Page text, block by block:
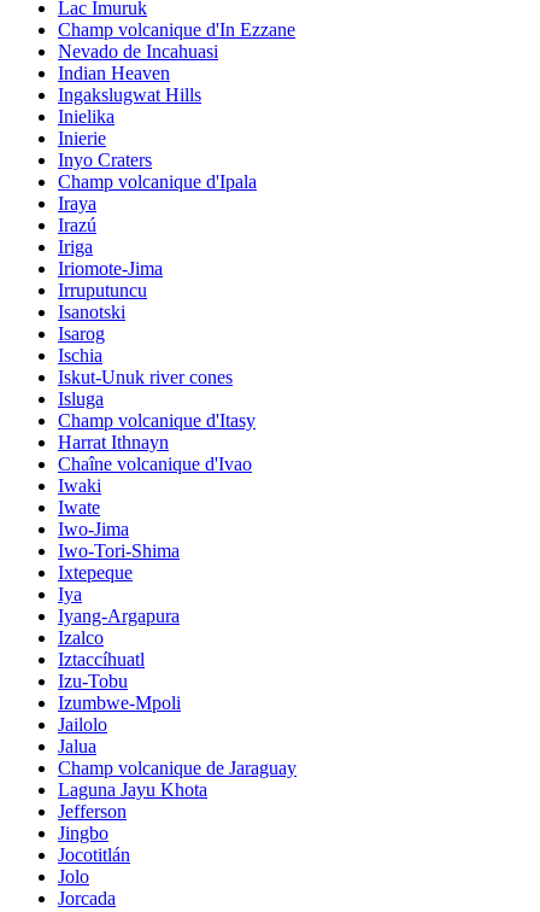
Lac Imuruk
Champ volcanique d'In Ezzane
Nevado de Incahuasi
Indian Heaven
Ingakslugwat Hills
Inielika
Inierie
Inyo Craters
Champ volcanique d'Ipala
Iraya
Irazú
Iriga
Iriomote-Jima
Irruputuncu
Isanotski
Isarog
Ischia
Iskut-Unuk river cones
Isluga
Champ volcanique d'Itasy
Harrat Ithnayn
Chaîne volcanique d'Ivao
Iwaki
Iwate
Iwo-Jima
Iwo-Tori-Shima
Ixtepeque
Iya
Iyang-Argapura
Izalco
Iztaccíhuatl
Izu-Tobu
Izumbwe-Mpoli
Jailolo
Jalua
Champ volcanique de Jaraguay
Laguna Jayu Khota
Jefferson
Jingbo
Jocotitlán
Jolo
Jorcada